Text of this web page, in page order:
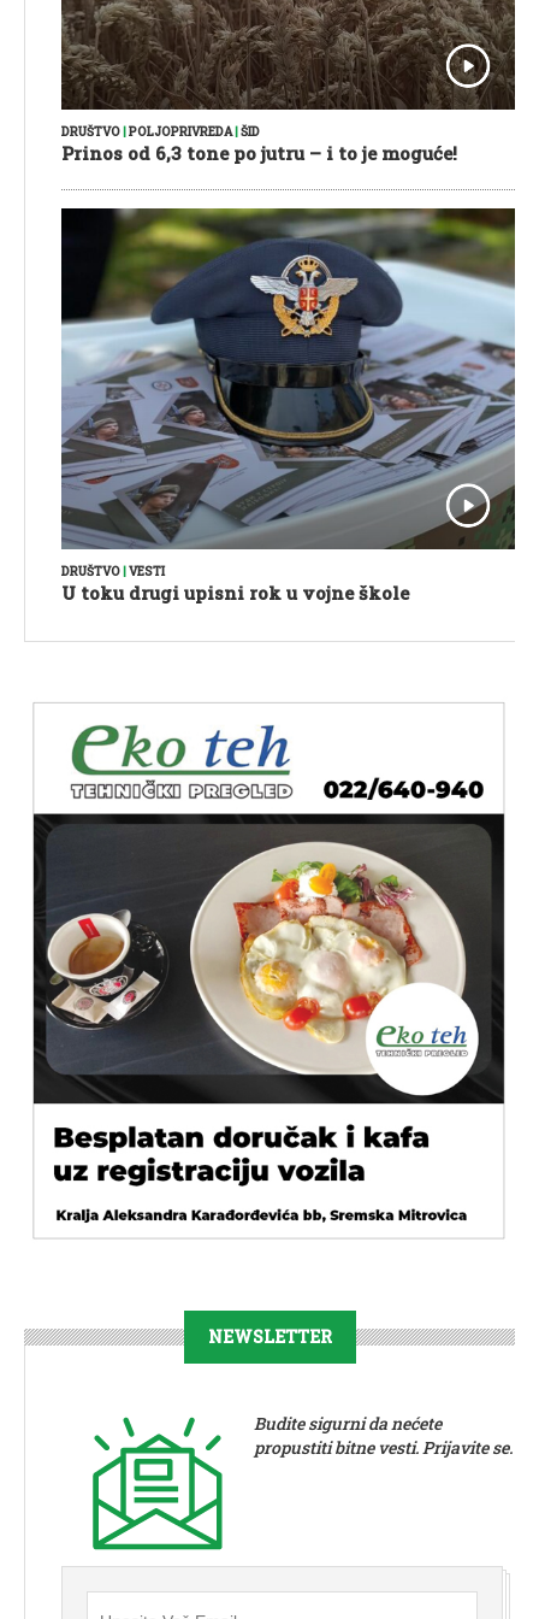
DRUŠTVO|POLJOPRIVREDA|ŠID
Prinos od 6,3 tone po jutru – i to je moguće!
DRUŠTVO|VESTI
U toku drugi upisni rok u vojne škole
NEWSLETTER
Budite sigurni da nećete
propustiti bitne vesti. Prijavite se.